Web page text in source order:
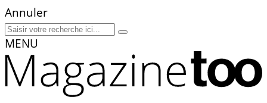
Annuler
MENU